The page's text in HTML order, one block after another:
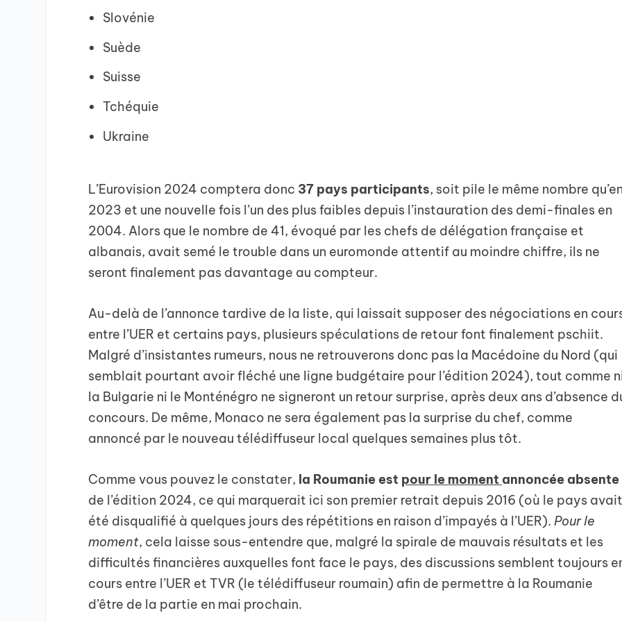
Slovénie
Suède
Suisse
Tchéquie
Ukraine
L’Eurovision 2024 comptera donc 37 pays participants, soit pile le même nombre
2023 et une nouvelle fois l’un des plus faibles depuis l’instauration des demi-finales en
2004. Alors que le nombre de 41, évoqué par les chefs de délégation française et
albanais, avait semé le trouble dans un euromonde attentif au moindre chiffre, ils ne
seront finalement pas davantage au compteur.
Au-delà de l’annonce tardive de la liste, qui laissait supposer des négociations en
entre l’UER et certains pays, plusieurs spéculations de retour font finalement pschiit.
Malgré d’insistantes rumeurs, nous ne retrouverons donc pas la Macédoine du Nord (qui
semblait pourtant avoir fléché une ligne budgétaire pour l’édition 2024), tout comme
la Bulgarie ni le Monténégro ne signeront un retour surprise, après deux ans d’absence
concours. De même, Monaco ne sera également pas la surprise du chef, comme
annoncé par le nouveau télédiffuseur local quelques semaines plus tôt.
Comme vous pouvez le constater, la Roumanie est pour le moment annoncée absente
de l’édition 2024, ce qui marquerait ici son premier retrait depuis 2016 (où le pays
été disqualifié à quelques jours des répétitions en raison d’impayés à l’UER).Pour le
moment, cela laisse sous-entendre que, malgré la spirale de mauvais résultats et les
difficultés financières auxquelles font face le pays, des discussions semblent toujours
cours entre l’UER et TVR (le télédiffuseur roumain) afin de permettre à la Roumanie
d’être de la partie en mai prochain.